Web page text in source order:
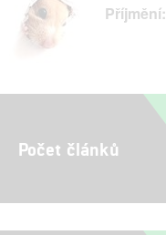
Příjmění:
Počet článků